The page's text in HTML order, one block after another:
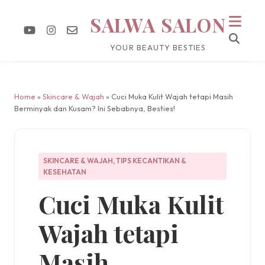
SALWA SALON
YOUR BEAUTY BESTIES
Home » Skincare & Wajah » Cuci Muka Kulit Wajah tetapi Masih
Berminyak dan Kusam? Ini Sebabnya, Besties!
SKINCARE & WAJAH, TIPS KECANTIKAN &
KESEHATAN
Cuci Muka Kulit
Wajah tetapi